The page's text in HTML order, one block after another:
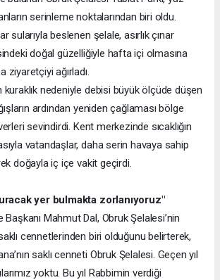
serinleme noktalarından biri oldu.
sularıyla beslenen şelale, asırlık çınar
doğal güzelliğiyle hafta içi olmasına
ziyaretçiyi ağırladı.
kuraklık nedeniyle debisi büyük ölçüde düşen
ardından yeniden çağlaması bölge
sevindirdi. Kent merkezinde sıcaklığın
vatandaşlar, daha serin havaya sahip
doğayla iç içe vakit geçirdi.
yer bulmakta zorlanıyoruz"
Mahmut Dal, Obruk Şelalesi’nin
cennetlerinden biri olduğunu belirterek,
saklı cenneti Obruk Şelalesi. Geçen yıl
yoktu. Bu yıl Rabbimin verdiği